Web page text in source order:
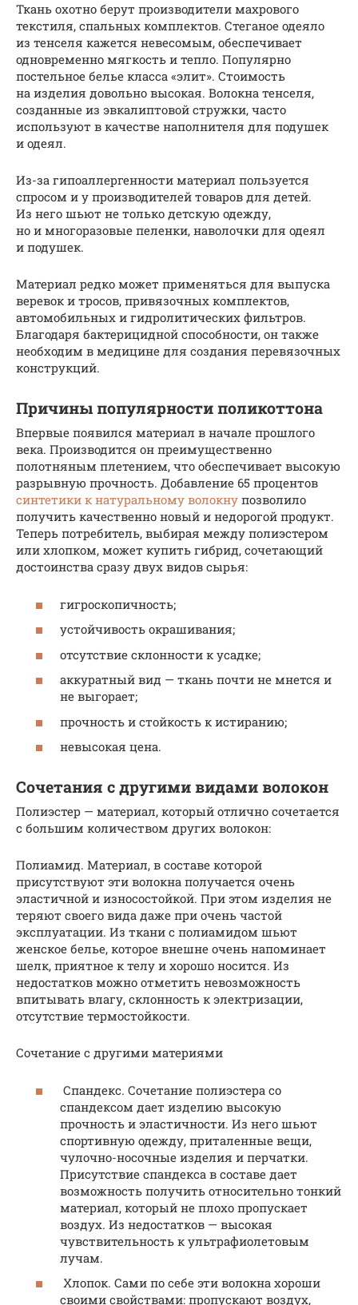
Ткань охотно берут производители махрового
текстиля, спальных комплектов. Стеганое одеяло
из тенселя кажется невесомым, обеспечивает
одновременно мягкость и тепло. Популярно
постельное белье класса «элит». Стоимость
на изделия довольно высокая. Волокна тенселя,
созданные из эвкалиптовой стружки, часто
используют в качестве наполнителя для подушек
и одеял.
Из-за гипоаллергенности материал пользуется
спросом и у производителей товаров для детей.
Из него шьют не только детскую одежду,
но и многоразовые пеленки, наволочки для одеял
и подушек.
Материал редко может применяться для выпуска
веревок и тросов, привязочных комплектов,
автомобильных и гидролитических фильтров.
Благодаря бактерицидной способности, он также
необходим в медицине для создания перевязочных
конструкций.
Причины популярности поликоттона
Впервые появился материал в начале прошлого
века. Производится он преимущественно
полотняным плетением, что обеспечивает высокую
разрывную прочность. Добавление 65 процентов
синтетики к натуральному волокну позволило
получить качественно новый и недорогой продукт.
Теперь потребитель, выбирая между полиэстером
или хлопком, может купить гибрид, сочетающий
достоинства сразу двух видов сырья:
гигроскопичность;
устойчивость окрашивания;
отсутствие склонности к усадке;
аккуратный вид — ткань почти не мнется и
не выгорает;
прочность и стойкость к истиранию;
невысокая цена.
Сочетания с другими видами волокон
Полиэстер — материал, который отлично сочетается
с большим количеством других волокон:
Полиамид. Материал, в составе которой
присутствуют эти волокна получается очень
эластичной и износостойкой. При этом изделия не
теряют своего вида даже при очень частой
эксплуатации. Из ткани с полиамидом шьют
женское белье, которое внешне очень напоминает
шелк, приятное к телу и хорошо носится. Из
недостатков можно отметить невозможность
впитывать влагу, склонность к электризации,
отсутствие термостойкости.
Сочетание с другими материями
Спандекс. Сочетание полиэстера со
спандексом дает изделию высокую
прочность и эластичности. Из него шьют
спортивную одежду, приталенные вещи,
чулочно-носочные изделия и перчатки.
Присутствие спандекса в составе дает
возможность получить относительно тонкий
материал, который не плохо пропускает
воздух. Из недостатков — высокая
чувствительность к ультрафиолетовым
лучам.
Хлопок. Сами по себе эти волокна хороши
своими свойствами: пропускают воздух,